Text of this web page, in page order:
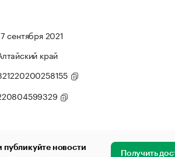
сентября 2021
край
публикуйте новости
Получить